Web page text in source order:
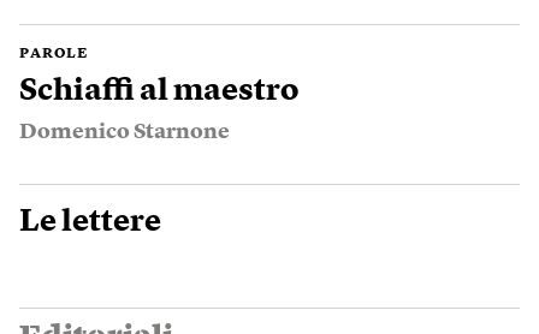
PAROLE
Schiaffi al maestro
Domenico Starnone
Le lettere